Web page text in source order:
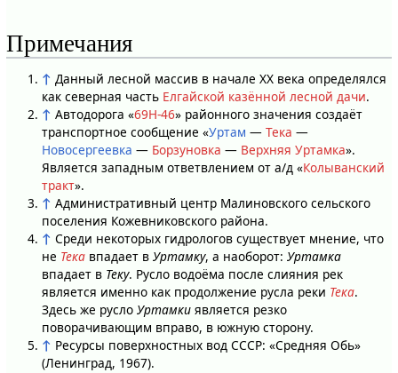
Примечания
↑ Данный лесной массив в начале XX века определялся
как северная часть Елгайской казённой лесной дачи.
↑ Автодорога «69Н-46» районного значения создаёт
транспортное сообщение «Уртам — Тека —
Новосергеевка — Борзуновка — Верхняя Уртамка».
Является западным ответвлением от а/д «Колыванский
тракт».
↑ Административный центр Малиновского сельского
поселения Кожевниковского района.
↑ Среди некоторых гидрологов существует мнение, что
не Текавпадает в Уртамку, а наоборот: Уртамка
впадает в Теку. Русло водоёма после слияния рек
является именно как продолжение русла реки Тека.
Здесь же русло Уртамкиявляется резко
поворачивающим вправо, в южную сторону.
↑ Ресурсы поверхностных вод СССР: «Средняя Обь»
(Ленинград, 1967).